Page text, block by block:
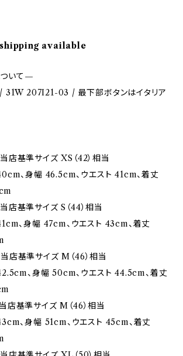
available
いて—
207I21-03 / 最下部ボタンはイタリア
店基準サイズ XS（42）相当
、身幅 46.5cm、ウエスト 41cm、着丈
店基準サイズ S（44）相当
、身幅 47cm、ウエスト 43cm、着丈
店基準サイズ M（46）相当
、身幅 50cm、ウエスト 44.5cm、着丈
店基準サイズ M（46）相当
、身幅 51cm、ウエスト 45cm、着丈